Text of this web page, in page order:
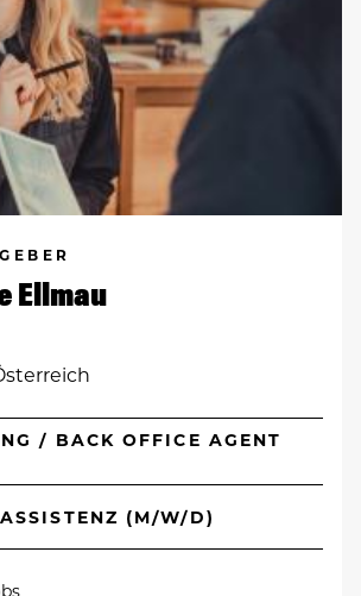
Ellmau
/ BACK OFFICE AGENT
(M/W/D)